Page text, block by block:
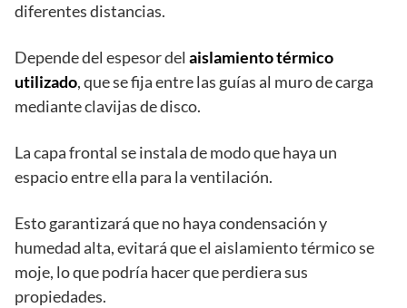
diferentes distancias.
Depende del espesor del aislamiento térmico
utilizado, que se fija entre las guías al muro de carga
mediante clavijas de disco.
La capa frontal se instala de modo que haya un
espacio entre ella para la ventilación.
Esto garantizará que no haya condensación y
humedad alta, evitará que el aislamiento térmico se
moje, lo que podría hacer que perdiera sus
propiedades.